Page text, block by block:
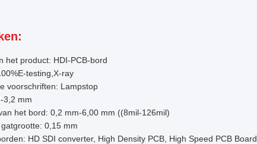
het product: HDI-PCB-bord
testing,X-ray
voorschriften: Lampstop
3,2 mm
het bord: 0,2 mm-6,00 mm ((8mil-126mil)
0,15 mm
HD SDI converter, High Density PCB, High Speed PCB Board